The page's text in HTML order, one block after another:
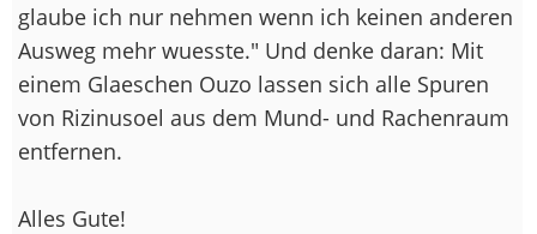
glaube ich nur nehmen wenn ich keinen anderen
Ausweg mehr wuesste." Und denke daran: Mit
einem Glaeschen Ouzo lassen sich alle Spuren
von Rizinusoel aus dem Mund- und Rachenraum
entfernen.
Alles Gute!